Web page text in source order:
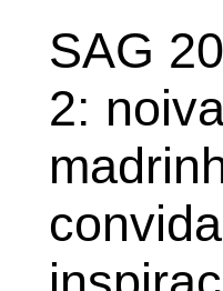
SAG
2: